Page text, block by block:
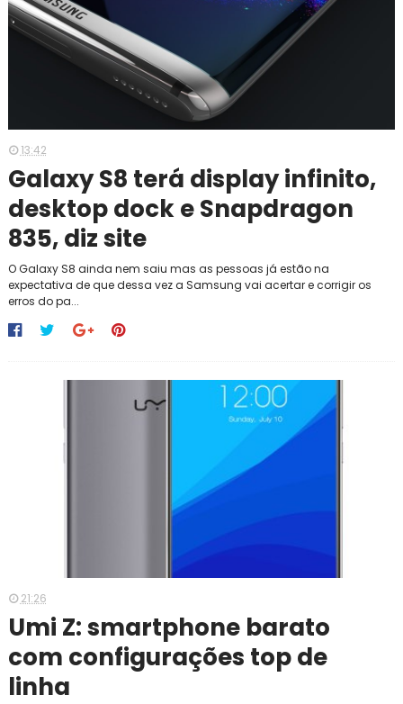
13:42
Galaxy S8 terá display infinito,
desktop dock e Snapdragon
835, diz site
O Galaxy S8 ainda nem saiu mas as pessoas já estão na
expectativa de que dessa vez a Samsung vai acertar e corrigir os
erros do pa...
21:26
Umi Z: smartphone barato
com configurações top de
linha